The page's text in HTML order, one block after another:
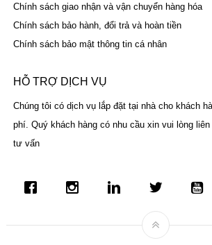
Chính sách giao nhận và vận chuyển hàng hóa
Chính sách bảo hành, đổi trả và hoàn tiền
Chính sách bảo mật thông tin cá nhân
HỖ TRỢ DỊCH VỤ
Chúng tôi có dịch vụ lắp đặt tại nhà cho khách
phí. Quý khách hàng có nhu cầu xin vui lòng
tư vấn